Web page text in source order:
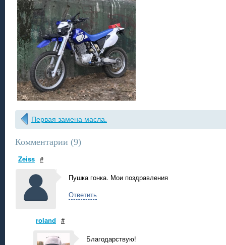
Первая замена масла.
Комментарии (9)
Zeiss #
Пушка гонка. Мои поздравления
Ответить
roland #
Благодарствую!